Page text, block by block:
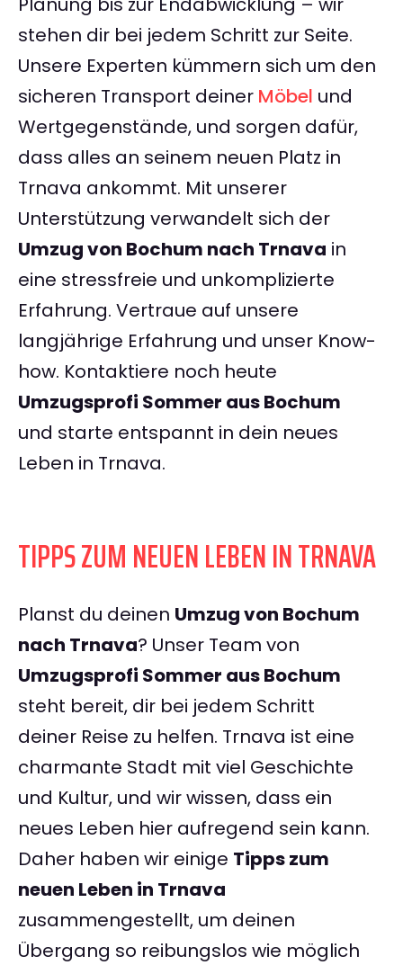
stehen dir bei jedem Schritt zur Seite.
Unsere Experten kümmern sich um den
sicheren Transport deiner Möbel und
Wertgegenstände, und sorgen dafür,
dass alles an seinem neuen Platz in
Trnava ankommt. Mit unserer
Unterstützung verwandelt sich der
Umzug von Bochum nach Trnava in
eine stressfreie und unkomplizierte
Erfahrung. Vertraue auf unsere
langjährige Erfahrung und unser Know-
how. Kontaktiere noch heute
Umzugsprofi Sommer aus Bochum
und starte entspannt in dein neues
Leben in Trnava.
TIPPS ZUM NEUEN LEBEN IN TRNAVA
Planst du deinen Umzug von Bochum
nach Trnava? Unser Team von
Umzugsprofi Sommer aus Bochum
steht bereit, dir bei jedem Schritt
deiner Reise zu helfen. Trnava ist eine
charmante Stadt mit viel Geschichte
und Kultur, und wir wissen, dass ein
neues Leben hier aufregend sein kann.
Daher haben wir einige Tipps zum
neuen Leben in Trnava
zusammengestellt, um deinen
Übergang so reibungslos wie möglich